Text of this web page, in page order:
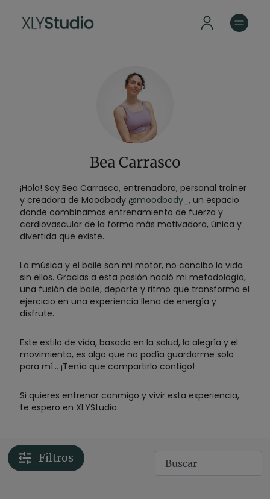
Bea Carrasco
¡Hola! Soy Bea Carrasco, entrenadora, personal trainer
y creadora de Moodbody @moodbody_, un espacio
donde combinamos entrenamiento de fuerza y
cardiovascular de la forma más motivadora, única y
divertida que existe.
La música y el baile son mi motor, no concibo la vida
sin ellos. Gracias a esta pasión nació mi metodología,
una fusión de baile, deporte y ritmo que transforma el
ejercicio en una experiencia llena de energía y
disfrute.
Este estilo de vida, basado en la salud, la alegría y el
movimiento, es algo que no podía guardarme solo
para mí… ¡Tenía que compartirlo contigo!
Si quieres entrenar conmigo y vivir esta experiencia,
te espero en XLYStudio.
Filtros